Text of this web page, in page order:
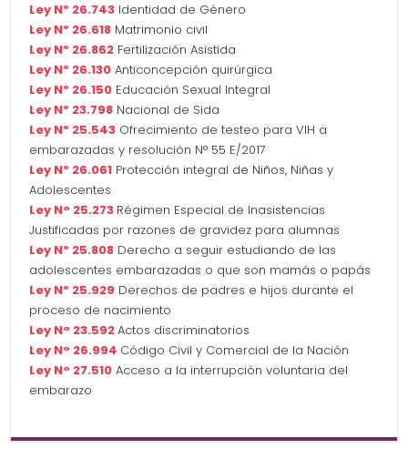
Ley Nº 26.743 Identidad de Género
Ley Nº 26.618 Matrimonio civil
Ley Nº 26.862 Fertilización Asistida
Ley Nº 26.130 Anticoncepción quirúrgica
Ley Nº 26.150 Educación Sexual Integral
Ley Nº 23.798 Nacional de Sida
Ley Nº 25.543 Ofrecimiento de testeo para VIH a
embarazadas y resolución N° 55 E/2017
Ley Nº 26.061 Protección integral de Niños, Niñas y
Adolescentes
Ley N° 25.273 Régimen Especial de Inasistencias
Justificadas por razones de gravidez para alumnas
Ley Nº 25.808 Derecho a seguir estudiando de las
adolescentes embarazadas o que son mamás o papás
Ley Nº 25.929 Derechos de padres e hijos durante el
proceso de nacimiento
Ley N° 23.592Actos discriminatorios
Ley N° 26.994 Código Civil y Comercial de la Nación
Ley N° 27.510 Acceso a la interrupción voluntaria del
embarazo